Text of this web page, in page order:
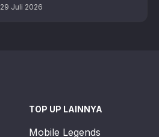
musim kelima kali ini adalah waktu
29 Juli 2026
TOP UP LAINNYA
Mobile Legends